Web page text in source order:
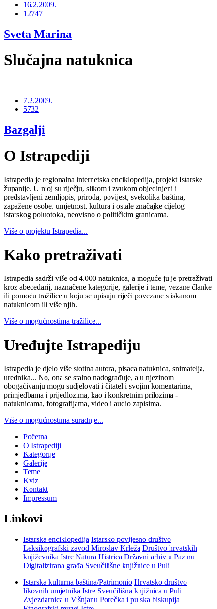
16.2.2009.
12747
Sveta Marina
Slučajna natuknica
7.2.2009.
5732
Bazgalji
O Istrapediji
Istrapedia je regionalna internetska enciklopedija, projekt Istarske
županije. U njoj su riječju, slikom i zvukom objedinjeni i
predstavljeni zemljopis, priroda, povijest, svekolika baština,
zapažene osobe, umjetnost, kultura i ostale značajke cijelog
istarskog poluotoka, neovisno o političkim granicama.
Više o projektu Istrapedia...
Kako pretraživati
Istrapedia sadrži više od 4.000 natuknica, a moguće ju je pretraživati
kroz abecedarij, naznačene kategorije, galerije i teme, vezane članke
ili pomoću tražilice u koju se upisuju riječi povezane s iskanom
natuknicom ili više njih.
Više o mogućnostima tražilice...
Uređujte Istrapediju
Istrapedia je djelo više stotina autora, pisaca natuknica, snimatelja,
urednika... No, ona se stalno nadograđuje, a u njezinom
obogaćivanju mogu sudjelovati i čitatelji svojim komentarima,
primjedbama i prijedlozima, kao i konkretnim prilozima -
natuknicama, fotografijama, video i audio zapisima.
Više o mogućnostima suradnje...
Početna
O Istrapediji
Kategorije
Galerije
Teme
Kviz
Kontakt
Impressum
Linkovi
Istarska enciklopedija Istarsko povijesno društvo
Leksikografski zavod Miroslav Krleža Društvo hrvatskih
književnika Istre Natura Histrica Državni arhiv u Pazinu
Digitalizirana građa Sveučilišne knjižnice u Puli
Istarska kulturna baština/Patrimonio Hrvatsko društvo
likovnih umjetnika Istre Sveučilišna knjižnica u Puli
Zvjezdarnica u Višnjanu Porečka i pulska biskupija